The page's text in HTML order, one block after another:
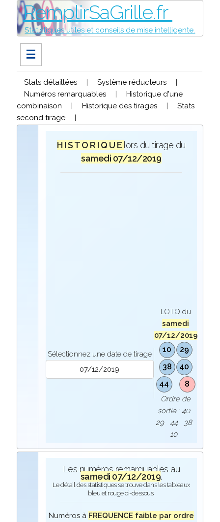
RemplirSaGrille.fr
Statistiques utiles et conseils de mise intelligente.
☰
Stats détaillées | Système réducteurs
|
Numéros remarquables
|
Historique d'une
combinaison
| Historique des tirages |
Stats
second tirage
|
H I S T O R I Q U E lors du tirage du
samedi 07/12/2019
Sélectionnez une date de tirage
LOTO du
samedi
07/12/2019
10
29
38
40
44
8
Ordre de
sortie : 40
29 44 38
10
Les numéros remarquables au
samedi 07/12/2019.
Le détail des statistiques se trouve dans les tableaux
bleu et rouge ci-dessous.
Numéros à FREQUENCE faible par ordre